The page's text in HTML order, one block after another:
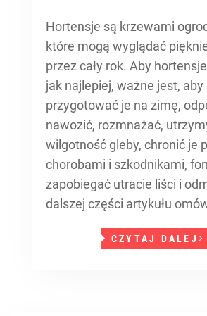
Hortensje są krzewami
które mogą wyglądać
przez cały rok. Aby
jak najlepiej, ważne jest,
przygotować je na zimę,
nawozić, rozmnażać,
wilgotność gleby, chronić je
chorobami i szkodnikami,
zapobiegać utracie liści i
dalszej części artykułu
CZYTAJ DALEJ